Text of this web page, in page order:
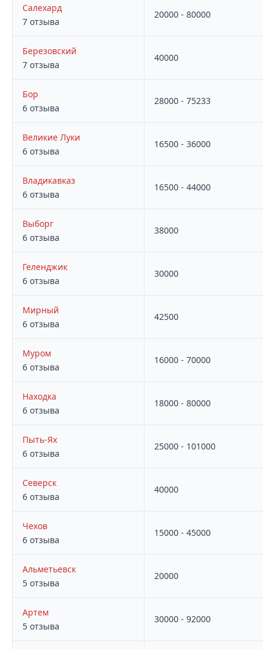
Салехард
7 отзыва
20000 - 80000
Березовский
7 отзыва
40000
Бор
6 отзыва
28000 - 75233
Великие Луки
6 отзыва
16500 - 36000
Владикавказ
6 отзыва
16500 - 44000
Выборг
6 отзыва
38000
Геленджик
6 отзыва
30000
Мирный
6 отзыва
42500
Муром
6 отзыва
16000 - 70000
Находка
6 отзыва
18000 - 80000
Пыть-Ях
6 отзыва
25000 - 101000
Северск
6 отзыва
40000
Чехов
6 отзыва
15000 - 45000
Альметьевск
5 отзыва
20000
Артем
5 отзыва
30000 - 92000